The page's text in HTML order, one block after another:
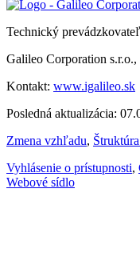
Technický
Galileo Corporation
Kontakt: www.igalileo.sk
Posledná aktualizácia:
Zmena vzhľadu,
Vyhlásenie o prístupnosti,
Webové sídlo